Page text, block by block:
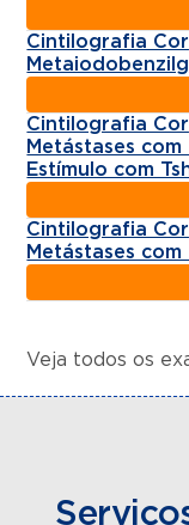
Cintilografia
Cintilografia
Metástases
Estímulo com
Cintilografia
Metástases com
Veja todos os